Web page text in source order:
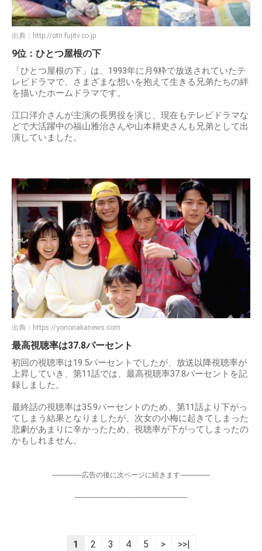
出典： http://otn.fujitv.co.jp
9位：ひとつ屋根の下
「ひとつ屋根の下」は、1993年に月9枠で放送されていたテ
レビドラマで、さまざまな想いを抱えて生きる兄弟たちの絆
を描いたホームドラマです。
江口洋介さんが主演の長男役を演じ、現在もテレビドラマな
どで大活躍中の福山雅治さんや山本耕史さんも兄弟として出
演していました。
出典： https://yononakanews.com
最高視聴率は37.8パーセント
初回の視聴率は19.5パーセントでしたが、放送以降視聴率が
上昇していき、第11話では、最高視聴率37.8パーセントを記
録しました。
最終話の視聴率は35.9パーセントのため、第11話より下がっ
てしまう結果となりましたが、次女の小梅に起きてしまった
悲劇があまりに辛かったため、視聴率が下がってしまったの
かもしれません。
-----------------広告の後に次ページに続きます-----------------
----------------------------------------------------------------
1 2 3 4 5 > >>|